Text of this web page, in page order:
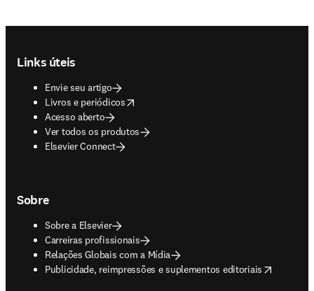
Links úteis
Envie seu artigo
Livros e periódicos
opens in new tab/window
Acesso aberto
Ver todos os produtos
Elsevier Connect
Sobre
Sobre a Elsevier
Carreiras profissionais
Relações Globais com a Mídia
Publicidade, reimpressões e suplementos editoriais
opens in new tab/window